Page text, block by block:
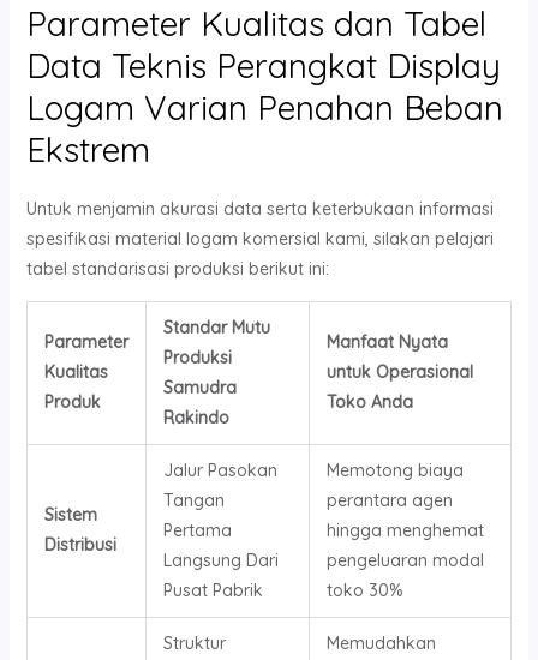
Parameter Kualitas dan Tabel
Data Teknis Perangkat Display
Logam Varian Penahan Beban
Ekstrem
Untuk menjamin akurasi data serta keterbukaan informasi
spesifikasi material logam komersial kami, silakan pelajari
tabel standarisasi produksi berikut ini:
Parameter
Kualitas
Produk
Standar Mutu
Produksi
Samudra
Rakindo
Manfaat Nyata
untuk Operasional
Toko Anda
Sistem
Distribusi
Jalur Pasokan
Tangan
Pertama
Langsung Dari
Pusat Pabrik
Memotong biaya
perantara agen
hingga menghemat
pengeluaran modal
toko 30%
Struktur
Memudahkan